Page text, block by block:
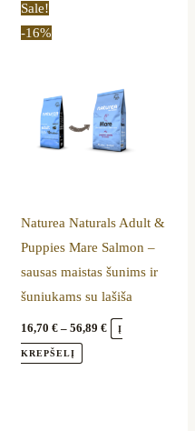
Sale!
-16%
Naturea Naturals Adult &
Puppies Mare Salmon –
sausas maistas šunims ir
šuniukams su lašiša
16,70 € – 56,89 € Į
KREPŠELĮ
variants.
The
options
chosen
on
the
product
page